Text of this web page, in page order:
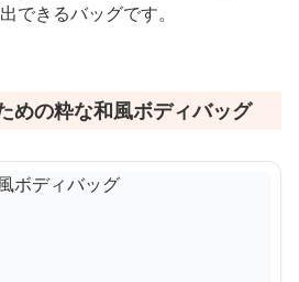
できるバッグです。
めの粋な和風ボディバッグ